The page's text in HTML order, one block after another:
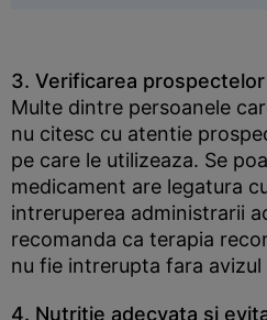
3. Verificarea
Multe dintre persoanele
nu citesc cu atentie
pe care le utilizeaza. Se
medicament are legatura
intreruperea administrarii
recomanda ca terapia
nu fie intrerupta fara avizul
4. Nutritie adecvata si